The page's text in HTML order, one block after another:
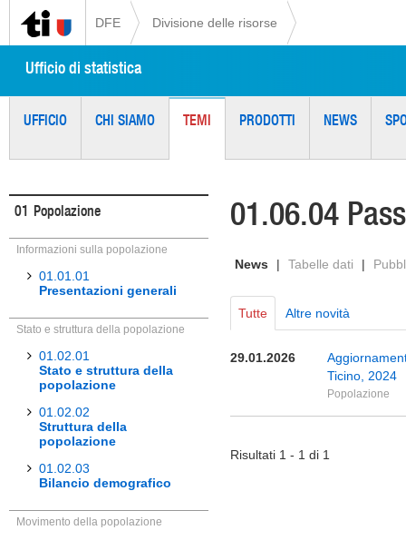
DFE Divisione delle risorse
Ufficio di statistica
UFFICIO CHI SIAMO TEMI PRODOTTI NEWS
01 Popolazione
Informazioni sulla popolazione
01.01.01
Presentazioni generali
Stato e struttura della popolazione
01.02.01
Stato e struttura della
popolazione
01.02.02
Struttura della
popolazione
01.02.03
Bilancio demografico
Movimento della popolazione
01.06.04
News | Tabelle dati |
Tutte Altre novità
29.01.2026
Ticino, 2024
Popolazione
Risultati 1 - 1 di 1